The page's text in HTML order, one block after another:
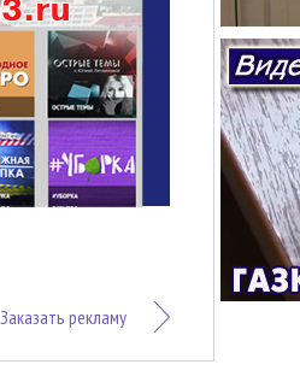
Заказать рекламу